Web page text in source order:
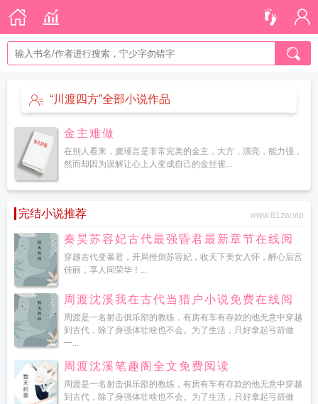
“川渡四方”全部小说作品
金主难做
在别人看来，虞瑾言是非常完美的金主，大方，漂亮，能力强，
然而却因为误解让心上人变成自己的金丝雀...
完结小说推荐 www.81zw.vip
秦昊苏容妃古代最强昏君最新章节在线阅
读
穿越古代变暴君，开局推倒苏容妃，收天下美女入怀，醉心后宫
佳丽，享人间荣华！...
周渡沈溪我在古代当猎户小说免费在线阅
读
周渡是一名射击俱乐部的教练，有房有车有存款的他无意中穿越
到古代，除了身强体壮啥也不会。为了生活，只好拿起弓箭做
一...
周渡沈溪笔趣阁全文免费阅读
周渡是一名射击俱乐部的教练，有房有车有存款的他无意中穿越
到古代，除了身强体壮啥也不会。为了生活，只好拿起弓箭做